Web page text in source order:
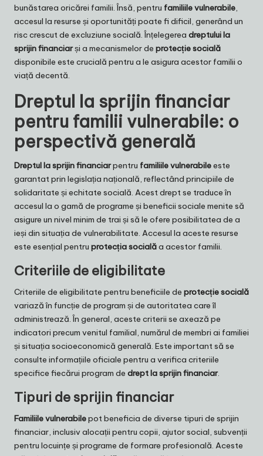
bunăstarea oricărei familii. Însă, pentru familiile vulnerabile,
accesul la resurse și oportunități poate fi dificil, generând un
risc crescut de excluziune socială. Înțelegerea dreptului la
sprijin financiarși a mecanismelor de protecție socială
disponibile este crucială pentru a le asigura acestor familii o
viață decentă.
Dreptul la sprijin financiar
pentru familii vulnerabile: o
perspectivă generală
Dreptul la sprijin financiarpentru familiile vulnerabileeste
garantat prin legislația națională, reflectând principiile de
solidaritate și echitate socială. Acest drept se traduce în
accesul la o gamă de programe și beneficii sociale menite să
asigure un nivel minim de trai și să le ofere posibilitatea de a
ieși din situația de vulnerabilitate. Accesul la aceste resurse
este esențial pentru protecția socialăa acestor familii.
Criteriile de eligibilitate
Criteriile de eligibilitate pentru beneficiile de protecție socială
variază în funcție de program și de autoritatea care îl
administrează. În general, aceste criterii se axează pe
indicatori precum venitul familial, numărul de membri ai familiei
și situația socioeconomică generală. Este important să se
consulte informațiile oficiale pentru a verifica criteriile
specifice fiecărui program de drept la sprijin financiar.
Tipuri de sprijin financiar
Familiile vulnerabilepot beneficia de diverse tipuri de sprijin
financiar, inclusiv alocații pentru copii, ajutor social, subvenții
pentru locuințe și programe de formare profesională. Aceste